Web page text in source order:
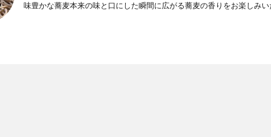
味豊かな蕎麦本来の味と口にした瞬間に広がる蕎麦の香りをお楽しみい